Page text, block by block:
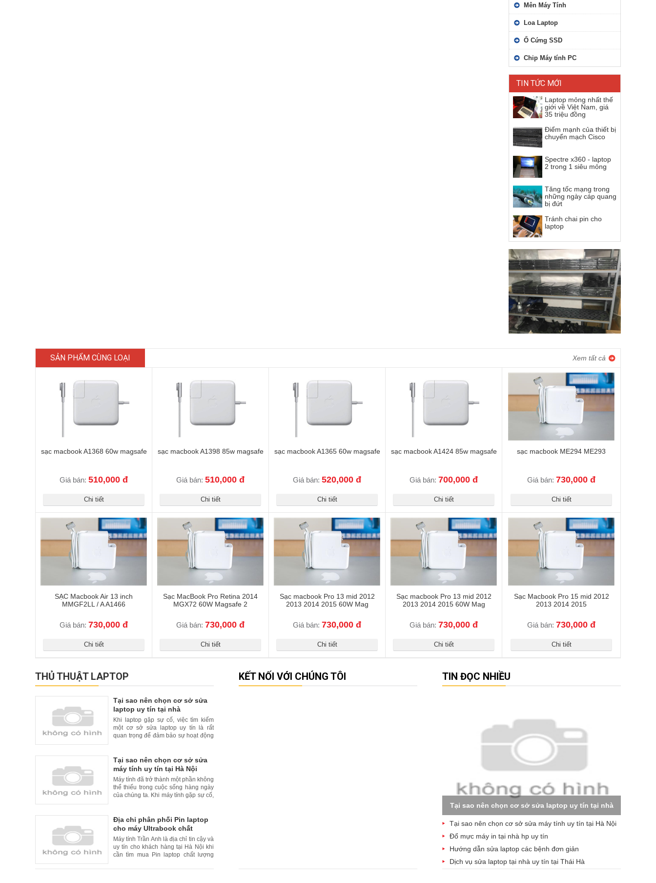
Mên Máy Tính
Loa Laptop
Ổ Cứng SSD
Chip Máy tính PC
TIN TỨC MỚI
Laptop mỏng nhất thế
giới về Việt Nam, giá
35 triệu đồng
Điểm mạnh của thiết bị
chuyển mạch Cisco
Spectre x360 - laptop
2 trong 1 siêu mỏng
Tăng tốc mạng trong
những ngày cáp quang
bị đứt
Tránh chai pin cho
laptop
Xem tất cả
SẢN PHẨM CÙNG LOẠI
sạc macbook A1368 60w magsafe
Giá bán: 510,000 đ
Chi tiết
sạc macbook A1398 85w magsafe
Giá bán: 510,000 đ
Chi tiết
sạc macbook A1365 60w magsafe
Giá bán: 520,000 đ
Chi tiết
sạc macbook A1424 85w magsafe
Giá bán: 700,000 đ
Chi tiết
sạc macbook ME294 ME293
Giá bán: 730,000 đ
Chi tiết
SẠC Macbook Air 13 inch
MMGF2LL / A A1466
Giá bán: 730,000 đ
Chi tiết
Sạc MacBook Pro Retina 2014
MGX72 60W Magsafe 2
Giá bán: 730,000 đ
Chi tiết
Sạc macbook Pro 13 mid 2012
2013 2014 2015 60W Mag
Giá bán: 730,000 đ
Chi tiết
Sạc macbook Pro 13 mid 2012
2013 2014 2015 60W Mag
Giá bán: 730,000 đ
Chi tiết
Sạc Macbook Pro 15 mid 2012
2013 2014 2015
Giá bán: 730,000 đ
Chi tiết
THỦ THUẬT LAPTOP
Tại sao nên chọn cơ sở sửa
laptop uy tín tại nhà
Khi laptop gặp sự cố, việc tìm kiếm
một cơ sở sửa laptop uy tín là rất
quan trọng để đảm bảo sự hoạt động
tiện lợi cho khách hàng, nhiều cơ sở
sửa laptop uy tín đã cung cấp dịch vụ
sửa chữa tại nhà. Trong bài viết này,
chúng
Tại sao nên chọn cơ sở sửa
máy tính uy tín tại Hà Nội
Máy tính đã trở thành một phần không
thể thiếu trong cuộc sống hàng ngày
của chúng ta. Khi máy tính gặp sự cố,
nhiều cơ sở sửa máy tính uy tín và
chất lượng. Trong bài viết này, chúng
tôi xin giới thiệu lý do nên chọn cơ
Địa chỉ phân phối Pin laptop
cho máy Ultrabook chất
lượng cao và uy tín tại Hà Nội
Máy tính Trần Anh là địa chỉ tin cậy và
uy tín cho khách hàng tại Hà Nội khi
cần tìm mua Pin laptop chất lượng
KẾT NỐI VỚI CHÚNG TÔI TIN ĐỌC NHIỀU
Tại sao nên chọn cơ sở sửa laptop uy tín tại nhà
Tại sao nên chọn cơ sở sửa máy tính uy tín tại Hà Nội
Đổ mực máy in tại nhà hp uy tín
Hướng dẫn sửa laptop các bệnh đơn giản
Dịch vụ sửa laptop tại nhà uy tín tại Thái Hà